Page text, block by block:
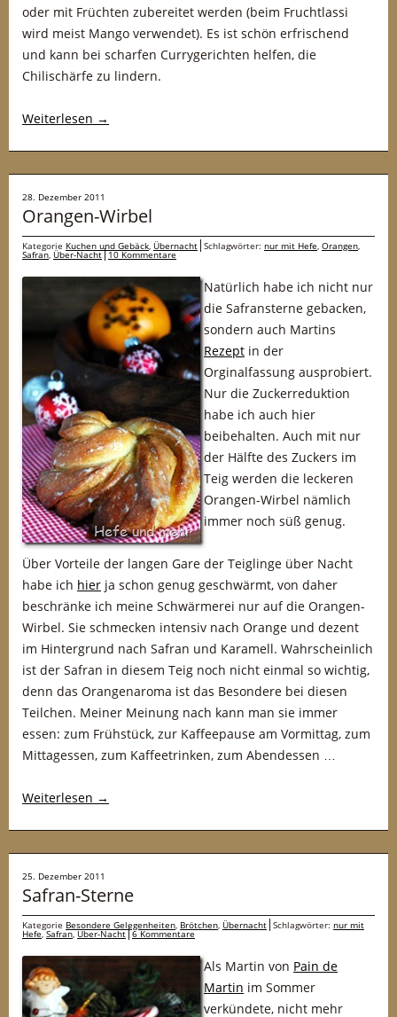
oder mit Früchten zubereitet werden (beim Fruchtlassi
wird meist Mango verwendet). Es ist schön erfrischend
und kann bei scharfen Currygerichten helfen, die
Chilischärfe zu lindern.
Weiterlesen →
28. Dezember 2011
Orangen-Wirbel
Kategorie Kuchen und Gebäck, Übernacht Schlagwörter: nur mit Hefe, Orangen,
Safran, Über-Nacht 10 Kommentare
Natürlich habe ich nicht nur
die Safransterne gebacken,
sondern auch Martins
Rezept in der
Orginalfassung ausprobiert.
Nur die Zuckerreduktion
habe ich auch hier
beibehalten. Auch mit nur
der Hälfte des Zuckers im
Teig werden die leckeren
Orangen-Wirbel nämlich
immer noch süß genug.
Über Vorteile der langen Gare der Teiglinge über Nacht
habe ich hier ja schon genug geschwärmt, von daher
beschränke ich meine Schwärmerei nur auf die Orangen-
Wirbel. Sie schmecken intensiv nach Orange und dezent
im Hintergrund nach Safran und Karamell. Wahrscheinlich
ist der Safran in diesem Teig noch nicht einmal so wichtig,
denn das Orangenaroma ist das Besondere bei diesen
Teilchen. Meiner Meinung nach kann man sie immer
essen: zum Frühstück, zur Kaffeepause am Vormittag, zum
Mittagessen, zum Kaffeetrinken, zum Abendessen …
Weiterlesen →
25. Dezember 2011
Safran-Sterne
Kategorie Besondere Gelegenheiten, Brötchen, Übernacht Schlagwörter: nur mit
Hefe,Safran,Über-Nacht 6 Kommentare
Als Martin von Pain de
Martin im Sommer
verkündete, nicht mehr